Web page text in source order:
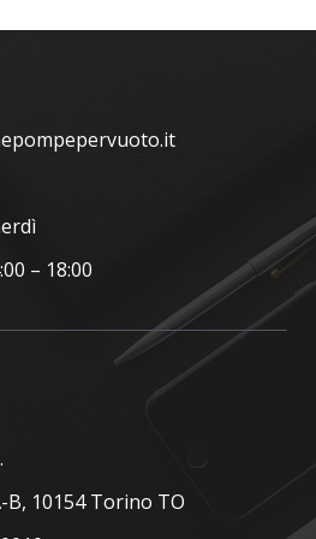
– 18:00
B, 10154 Torino TO